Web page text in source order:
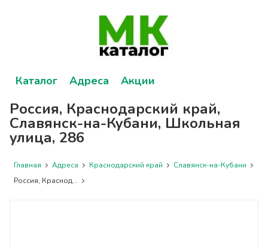
Каталог Адреса Акции
Россия, Краснодарский край,
Славянск-на-Кубани, Школьная
улица, 286
Главная Адреса Краснодарский край
Славянск-на-Кубани
Россия, Краснод...